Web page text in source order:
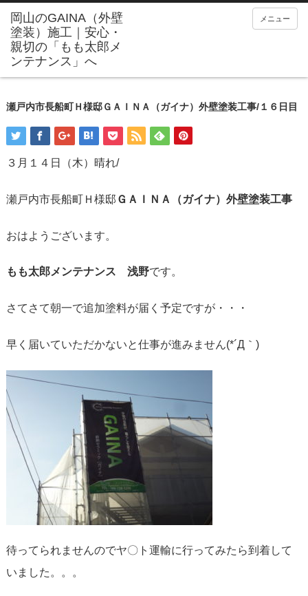
メニュー
瀬戸内市長船町Ｈ様邸ＧＡＩＮＡ（ガイナ）外壁塗装工事/１６日目
３月１４日（木）晴れ/
瀬戸内市長船町Ｈ様邸 ＧＡＩＮＡ（ガイナ）外壁塗装工事
おはようございます。
もも太郎メンテナンス 浅野です。
さてさて朝一で追加塗料が届く予定ですが・・・
早く届いていただかないと仕事が進みません(*´Д｀)
待ってられませんのでヤ〇ト運輸に行ってみたら到着して
いました。。。